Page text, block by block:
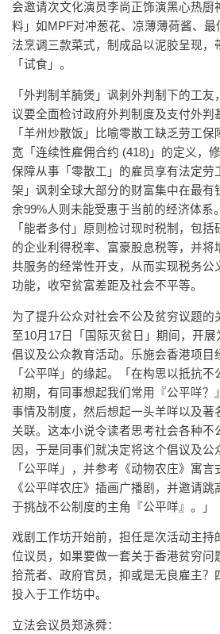
会邀请次文化演员李尚正饰演黑心热厨
料」如MPF对冲葱花、凉薄薄荷酱、
法烹调三款菜式，制成品以泥胶呈现，
「试食」。
「外判制羊腩煲」讽刺外判制下的工
议要全面检讨政府外判制度及支付外判
「羊州炒散饭」比喻零散工缺乏劳工
宽「连续性雇佣合约 (418)」的定义，
保障从事「零散工」的雇员享有法定劳
架」讽刺全球大部分的财富集中在最有
余99%人则未能受惠于当前的经济体系
「能者多付」原则检讨现时税制，包括
的企业利得税率、富豪股息税等，并将
共服务的经常性开支，从而实现税务公
功能，收窄贫富差距及社会不平等。
为了提升公众对社会不公及贫穷议题的
至10月17日「国际灭贫日」期间，开展
倡议及公众教育活动。乐施会香港项目
「公平咩」的缘起。「在构思以抵抗
初期，有同事想起我们常用『公平咩？
事情及制度，然后想起一头羊咩以及著
关联。这本小说令读者思考社会各种不
因，于是同事们就决定将这个倡议及公
「公平咩」，并参考《动物农庄》寓
《公平咩农庄》插画广播剧，并邀请
于挑战不公制度的主角『公平咩』。」
戏剧工作坊开始前，担任是次活动主持
位议员，如果要做一套关于香港贫穷问
拾荒者、政府官员，抑或是无良雇主？
投入于工作坊中。
立法会议员郑泳舜：